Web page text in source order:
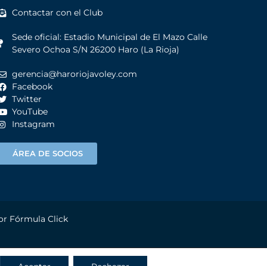
Contactar con el Club
Sede oficial: Estadio Municipal de El Mazo Calle
Severo Ochoa S/N 26200 Haro (La Rioja)
gerencia@haroriojavoley.com
Facebook
Twitter
YouTube
Instagram
ÁREA DE SOCIOS
Fórmula Click